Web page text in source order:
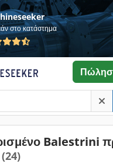
στο κατάστημα
Balestrini
(24)